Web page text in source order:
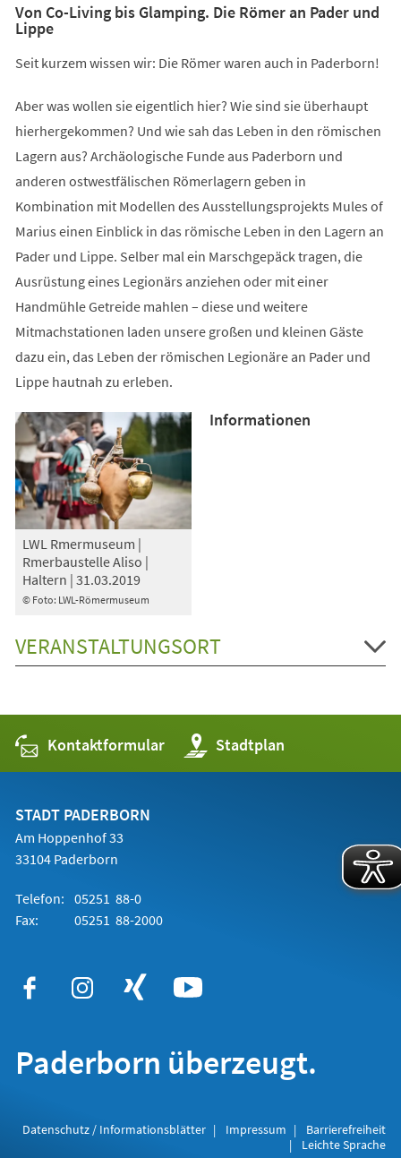
Von Co-Living bis Glamping. Die Römer an Pader und
Lippe
Seit kurzem wissen wir: Die Römer waren auch in Paderborn!
Aber was wollen sie eigentlich hier? Wie sind sie überhaupt
hierhergekommen? Und wie sah das Leben in den römischen
Lagern aus? Archäologische Funde aus Paderborn und
anderen ostwestfälischen Römerlagern geben in
Kombination mit Modellen des Ausstellungsprojekts Mules of
Marius einen Einblick in das römische Leben in den Lagern an
Pader und Lippe. Selber mal ein Marschgepäck tragen, die
Ausrüstung eines Legionärs anziehen oder mit einer
Handmühle Getreide mahlen – diese und weitere
Mitmachstationen laden unsere großen und kleinen Gäste
dazu ein, das Leben der römischen Legionäre an Pader und
Lippe hautnah zu erleben.
© Foto: LWL-Römermuseum
LWL Rmermuseum |
Rmerbaustelle Aliso |
Haltern | 31.03.2019
Informationen
VERANSTALTUNGSORT
Kontaktformular Stadtplan
(Öffnet
in
einem
STADT PADERBORN
Am Hoppenhof 33
33104 Paderborn
Telefon: 05251 88-0
Fax:
05251 88-2000
Paderborn überzeugt.
Datenschutz / Informationsblätter Impressum
Barrierefreiheit
Leichte Sprache